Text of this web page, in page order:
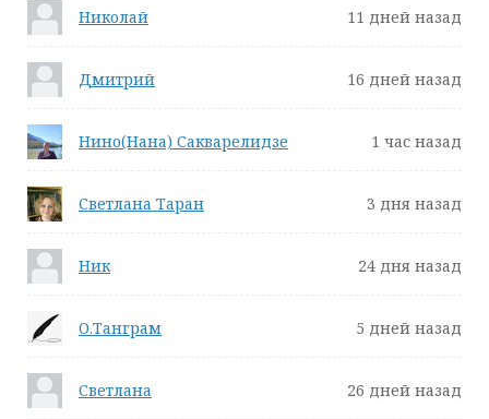
Николай 11 дней назад
Дмитрий 16 дней назад
Нино(Нана) Сакварелидзе 1 час назад
Светлана Таран 3 дня назад
Ник 24 дня назад
О.Танграм 5 дней назад
Светлана 26 дней назад